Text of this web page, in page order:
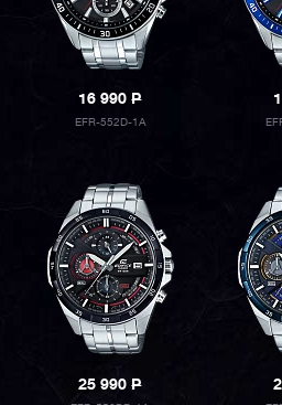
16 990P
EFR-552D-1A
25 990P